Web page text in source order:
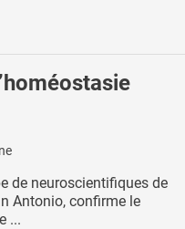
de neuroscientifiques de
Antonio, confirme le
...